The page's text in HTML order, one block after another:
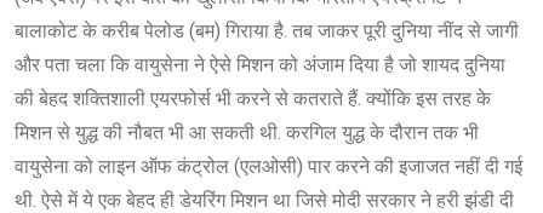
बालाकोट के करीब पेलोड (बम) गिराया है. तब जाकर पूरी दुनिया नींद से जागी
और पता चला कि वायुसेना ने ऐसे मिशन को अंजाम दिया है जो शायद दुनिया
की बेहद शक्तिशाली एयरफोर्स भी करने से कतराते हैं. क्योंकि इस तरह के
मिशन से युद्ध की नौबत भी आ सकती थी. करगिल युद्ध के दौरान तक भी
वायुसेना को लाइन ऑफ कंट्रोल (एलओसी) पार करने की इजाजत नहीं दी गई
थी. ऐसे में ये एक बेहद ही डेयरिंग मिशन था जिसे मोदी सरकार ने हरी झंडी दी